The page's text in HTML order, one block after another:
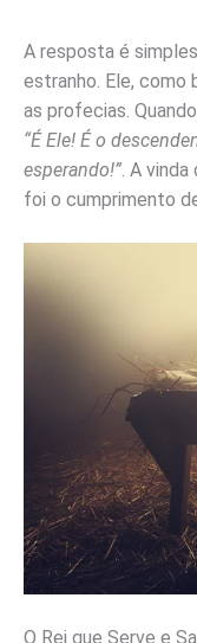
A resposta é
estranho. Ele, como
as profecias.
“É Ele! É o
esperando!” . A
foi o cumprimento
O Rei que Serve e